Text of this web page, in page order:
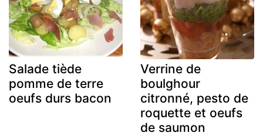
Salade tiède
pomme de terre
oeufs durs bacon
Verrine de
boulghour
citronné, pesto de
roquette et oeufs
de saumon